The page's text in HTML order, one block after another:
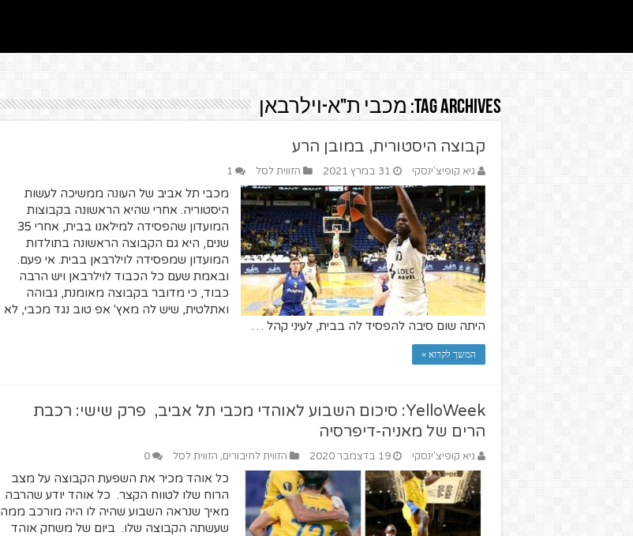
Tag Archives: מכבי ת"א-וילרבאן
קבוצה היסטורית, במובן הרע
גיא קופיצ'ינסקי 31 במרץ 2021 הזווית לסל 1
מכבי תל אביב של העונה ממשיכה לעשות
היסטוריה. אחרי שהיא הראשונה בקבוצות
המועדון שהפסידה למילאנו בבית, אחרי 35
שנים, היא גם הקבוצה הראשונה בתולדות
המועדון שמפסידה לוילרבאן בבית. אי פעם.
ובאמת שעם כל הכבוד לוילרבאן ויש הרבה
כבוד, כי מדובר בקבוצה מאומנת, גבוהה
ואתלטית, שיש לה מאץ' אפ טוב נגד מכבי, לא
היתה שום סיבה להפסיד לה בבית, לעיני קהל …
המשך לקרוא »
YelloWeek: סיכום השבוע לאוהדי מכבי תל אביב, פרק שישי: רכבת
הרים של מאניה-דיפרסיה
גיא קופיצ'ינסקי 19 בדצמבר 2020 הזווית לחיבורים, הזווית לסל 0
כל אוהד מכיר את השפעת הקבוצה על מצב
הרוח שלו לטווח הקצר. כל אוהד יודע שהרבה
מאיך שנראה השבוע שהיה לו היה מורכב ממה
שעשתה הקבוצה שלו. ביום של משחק אוהד